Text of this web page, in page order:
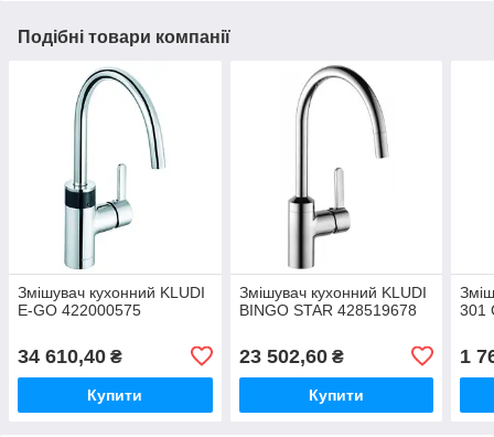
Подібні товари компанії
Змішувач кухонний KLUDI
E-GO 422000575
34 610,40 ₴
Купити
Змішувач кухонний KLUDI
BINGO STAR 428519678
23 502,60₴
Купити
301
1